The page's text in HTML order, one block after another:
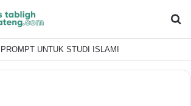
UNTUK STUDI ISLAMI